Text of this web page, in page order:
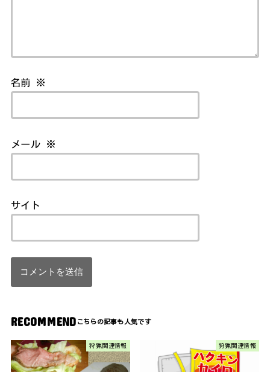
名前 ※
メール ※
サイト
RECOMMEND
狩猟関連情報 狩猟関連情報